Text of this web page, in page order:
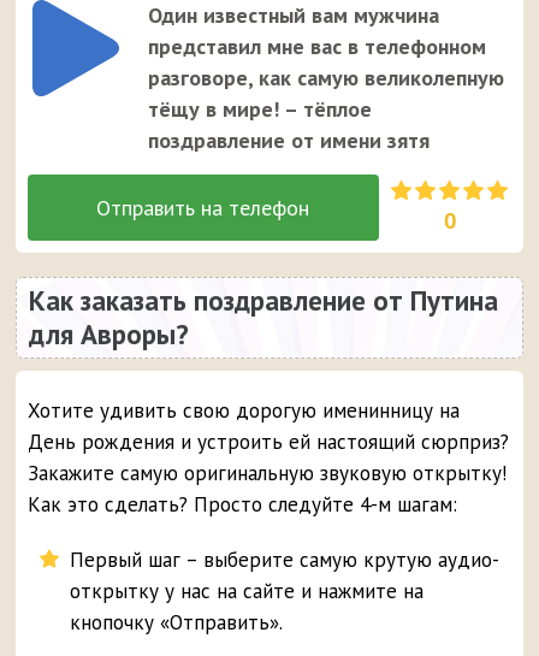
Один известный вам мужчина
представил мне вас в телефонном
разговоре, как самую великолепную
тёщу в мире! – тёплое
поздравление от имени зятя
0
Как заказать поздравление от Путина
для Авроры?
Хотите удивить свою дорогую именинницу на
День рождения и устроить ей настоящий сюрприз?
Закажите самую оригинальную звуковую открытку!
Как это сделать? Просто следуйте 4-м шагам:
Первый шаг – выберите самую крутую аудио-
открытку у нас на сайте и нажмите на
кнопочку «Отправить».